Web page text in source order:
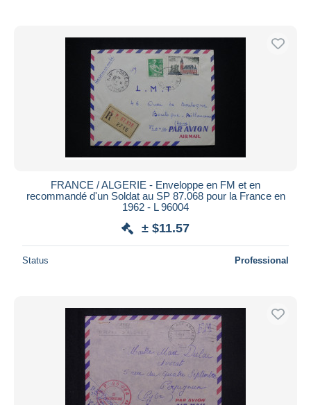
FRANCE / ALGERIE - Enveloppe en FM et en
recommandé d'un Soldat au SP 87.068 pour la France en
1962 - L 96004
± $11.57
Status Professional